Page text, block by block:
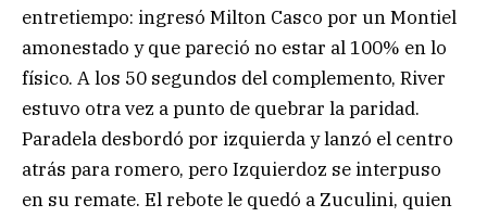
entretiempo: ingresó Milton Casco por un Montiel
amonestado y que pareció no estar al 100% en lo
físico. A los 50 segundos del complemento, River
estuvo otra vez a punto de quebrar la paridad.
Paradela desbordó por izquierda y lanzó el centro
atrás para romero, pero Izquierdoz se interpuso
en su remate. El rebote le quedó a Zuculini, quien